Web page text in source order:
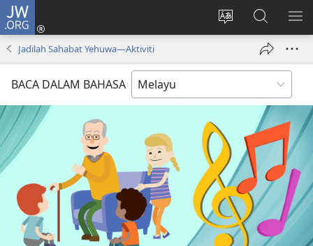
JW.ORG
Tukar
bahasa
web
Log
Masuk
baharu)
Cari
JW.ORG
Jadilah Sahabat Yehuwa​—Aktiviti
BACA DALAM BAHASA